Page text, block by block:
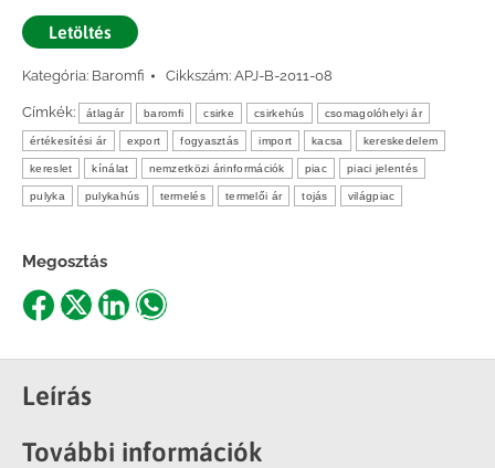
Letöltés
Kategória: Baromfi Cikkszám: APJ-B-2011-08
Címkék: átlagár baromfi csirke csirkehús csomagolóhelyi ár
értékesítési ár export fogyasztás import kacsa kereskedelem
kereslet kínálat nemzetközi árinformációk piac piaci jelentés
pulyka pulykahús termelés termelői ár tojás világpiac
Megosztás
Share
Facebook
Share
X
ShareShare
Leírás
További információk